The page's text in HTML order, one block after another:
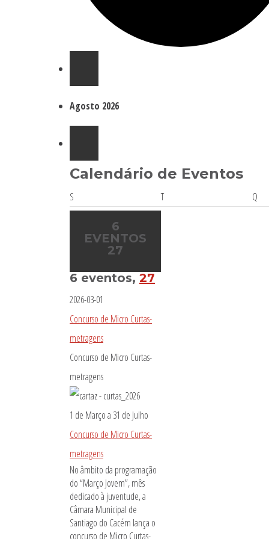
Agosto 2026
Calendário de Eventos
S TTerça-
Q
6
EVENTOS
27
6 eventos, 27
2026-03-01
Concurso de Micro Curtas-
metragens
Concurso de Micro Curtas-
metragens
1 de Marçoa 31 de Julho
Concurso de Micro Curtas-
metragens
No âmbito da programação
do “Março Jovem”, mês
dedicado à juventude, a
Câmara Municipal de
Santiago do Cacém lança o
concurso de Micro Curtas-